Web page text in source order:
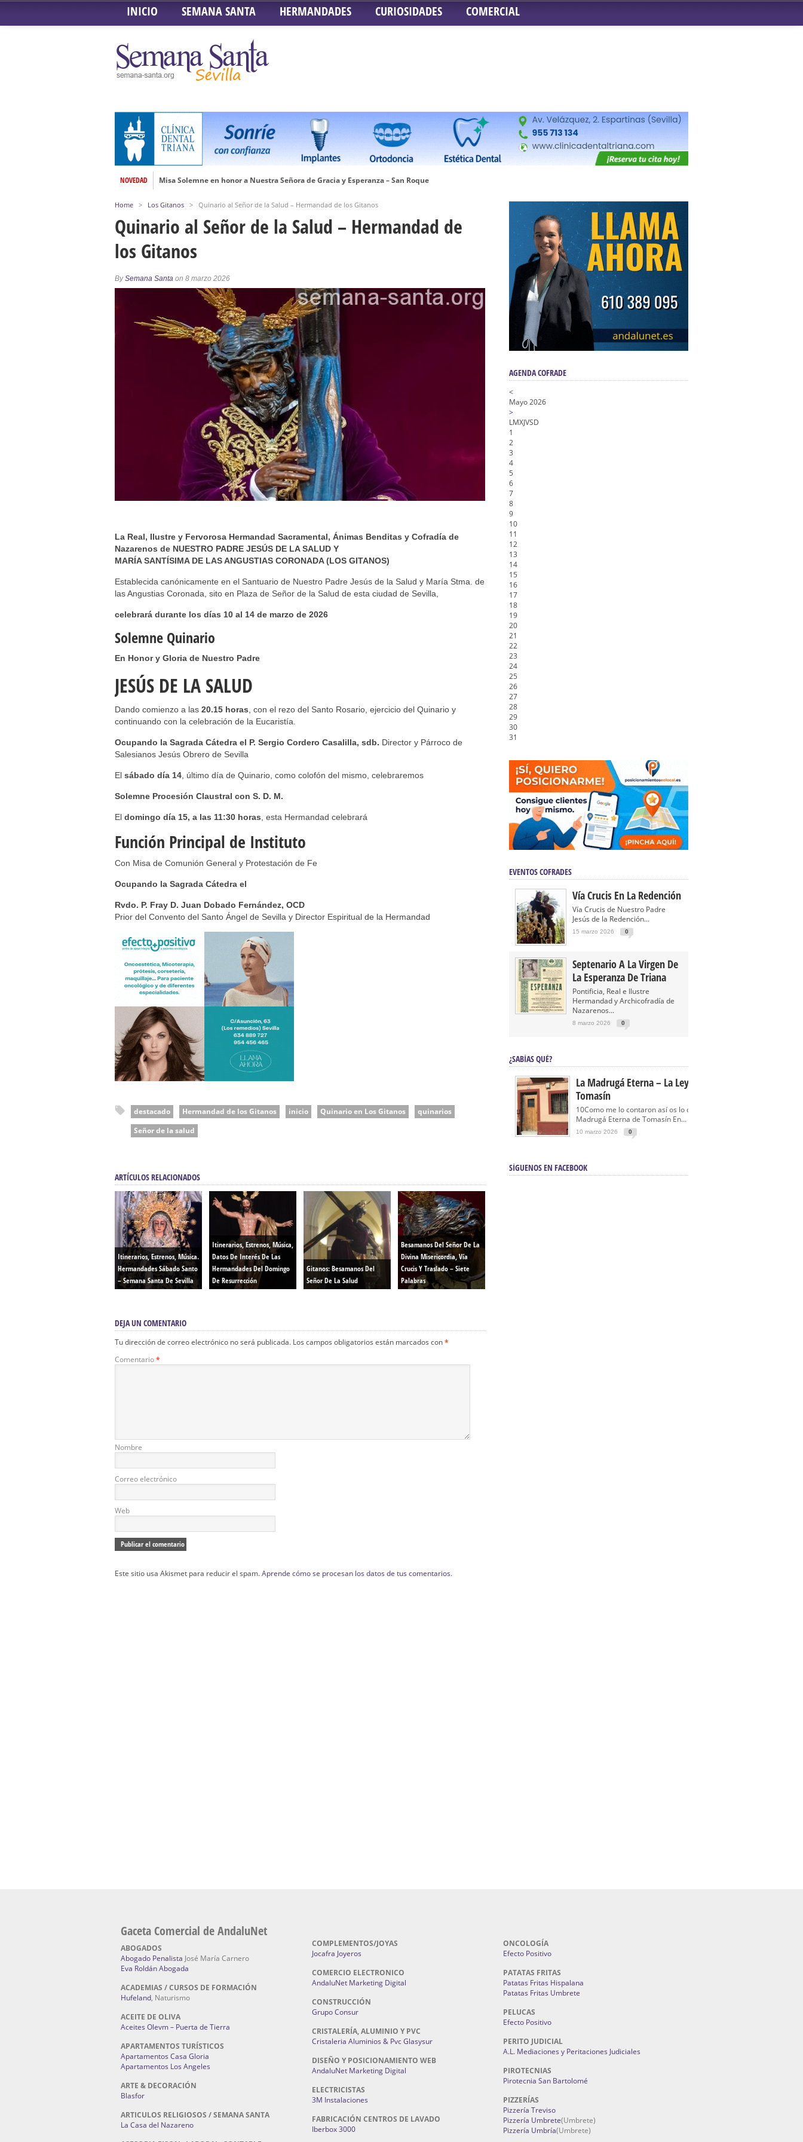
INICIO SEMANA SANTA HERMANDADES CURIOSIDADES COMERCIAL
NOVEDAD
Misa Solemne en honor a Nuestra Señora de Gracia y Esperanza – San Roque
Función de la Anunciación del Señor ante el paso de Nuestra Señora de la Encarnación Coronada – Hermandad de San Benito
Besamanos al Señor del Gran Poder de Sevilla
Solemne y devoto Besamanos en honor de María Santísima en su Soledad – San Lorenzo
Besapié y Besamano en la Quinta Angustia
Gitanos: Besamanos del Señor de la Salud
Besamanos del Señor de la Divina Misericordia, Vía Crucis y Traslado – Siete Palabras
Solemne y devoto Besapiés en honor de Nuestro Padre Jesús de la Pasión
Home > Los Gitanos > Quinario al Señor de la Salud – Hermandad de los Gitanos
Quinario al Señor de la Salud – Hermandad de
los Gitanos
BySemana Santa on 8 marzo 2026
La Real, Ilustre y Fervorosa Hermandad Sacramental, Ánimas Benditas y Cofradía de
Nazarenos de NUESTRO PADRE JESÚS DE LA SALUD Y
MARÍA SANTÍSIMA DE LAS ANGUSTIAS CORONADA (LOS GITANOS)
Establecida canónicamente en el Santuario de Nuestro Padre Jesús de la Salud y María Stma. de
las Angustias Coronada, sito en Plaza de Señor de la Salud de esta ciudad de Sevilla,
celebrará durante los días 10 al 14 de marzo de 2026
Solemne Quinario
En Honor y Gloria de Nuestro Padre
JESÚS DE LA SALUD
Dando comienzo a las 20.15 horas, con el rezo del Santo Rosario, ejercicio del Quinario y
continuando con la celebración de la Eucaristía.
Ocupando la Sagrada Cátedra el P. Sergio Cordero Casalilla, sdb. Director y Párroco de
Salesianos Jesús Obrero de Sevilla
El sábado día 14, último día de Quinario, como colofón del mismo, celebraremos
Solemne Procesión Claustral con S. D. M.
El domingo día 15, a las 11:30 horas, esta Hermandad celebrará
Función Principal de Instituto
Con Misa de Comunión General y Protestación de Fe
Ocupando la Sagrada Cátedra el
Rvdo. P. Fray D. Juan Dobado Fernández, OCD
Prior del Convento del Santo Ángel de Sevilla y Director Espiritual de la Hermandad
destacado Hermandad de los Gitanos inicio Quinario en Los Gitanos
quinarios
Señor de la salud
ARTÍCULOS RELACIONADOS
Itinerarios, Estrenos, Música.
Hermandades Sábado Santo
– Semana Santa De Sevilla
Itinerarios, Estrenos, Música,
Datos De Interés De Las
Hermandades Del Domingo
De Resurrección
Gitanos: Besamanos Del
Señor De La Salud
Besamanos Del Señor De La
Divina Misericordia, Vía
Crucis Y Traslado – Siete
Palabras
DEJA UN COMENTARIO
Tu dirección de correo electrónico no será publicada. Los campos obligatorios están marcados con*
Comentario*
Nombre
Correo electrónico
Web
Este sitio usa Akismet para reducir el spam.Aprende cómo se procesan los datos de tus comentarios.
AGENDA COFRADE
<
Mayo 2026
>
LMXJVSD
1
2
3
4
5
6
7
8
9
10
11
12
13
14
15
16
17
18
19
20
21
22
23
24
25
26
27
28
29
30
31
EVENTOS COFRADES
Vía Crucis En La Redención
Vía Crucis de Nuestro Padre
Jesús de la Redención...
15 marzo 2026 0
Septenario A La Virgen De
La Esperanza De Triana
Pontificia, Real e Ilustre
Hermandad y Archicofradía de
Nazarenos...
8 marzo 2026 0
¿SABÍAS QUÉ?
La Madrugá Eterna – La Leyenda De
Tomasín
10Como me lo contaron así os lo cuento… La
Madrugá Eterna de Tomasín En...
10 marzo 2026 0
SÍGUENOS EN FACEBOOK
Gaceta Comercial de AndaluNet
ABOGADOS
Abogado Penalista José María Carnero
Eva Roldán Abogada
ACADEMIAS / CURSOS DE FORMACIÓN
Hufeland, Naturismo
ACEITE DE OLIVA
Aceites Olevm – Puerta de Tierra
APARTAMENTOS TURÍSTICOS
Apartamentos Casa Gloria
Apartamentos Los Angeles
ARTE & DECORACIÓN
Blasfor
ARTICULOS RELIGIOSOS / SEMANA SANTA
La Casa del Nazareno
COMPLEMENTOS/JOYAS
Jocafra Joyeros
COMERCIO ELECTRONICO
AndaluNet Marketing Digital
CONSTRUCCIÓN
Grupo Consur
CRISTALERÍA, ALUMINIO Y PVC
Cristaleria Aluminios & Pvc Glasysur
DISEÑO Y POSICIONAMIENTO WEB
AndaluNet Marketing Digital
ELECTRICISTAS
3M Instalaciones
FABRICACIÓN CENTROS DE LAVADO
Iberbox 3000
ONCOLOGÍA
Efecto Positivo
PATATAS FRITAS
Patatas Fritas Hispalana
Patatas Fritas Umbrete
PELUCAS
Efecto Positivo
PERITO JUDICIAL
A.L. Mediaciones y Peritaciones Judiciales
PIROTECNIAS
Pirotecnia San Bartolomé
PIZZERÍAS
Pizzería Treviso
Pizzería Umbrete(Umbrete)
Pizzería Umbría(Umbrete)